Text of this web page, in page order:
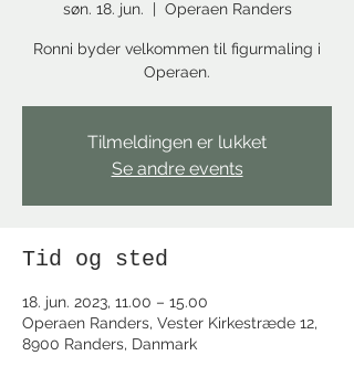
søn. 18. jun.
  |
Operaen Randers
Ronni byder velkommen til figurmaling i
Operaen.
Tilmeldingen er lukket
Se andre events
Tid og sted
18. jun. 2023, 11.00 – 15.00
Operaen Randers, Vester Kirkestræde 12,
8900 Randers, Danmark